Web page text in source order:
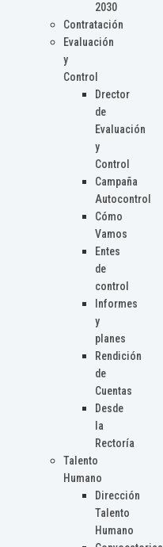
2030
Contratación
Evaluación
y
Control
Drector
de
Evaluación
y
Control
Campaña
Autocontrol
Cómo
Vamos
Entes
de
control
Informes
y
planes
Rendición
de
Cuentas
Desde
la
Rectoría
Talento
Humano
Dirección
Talento
Humano